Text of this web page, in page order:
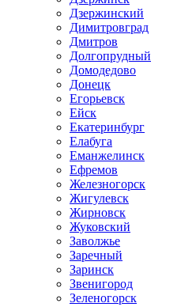
Дзержинский
Димитровград
Дмитров
Долгопрудный
Домодедово
Донецк
Егорьевск
Ейск
Екатеринбург
Елабуга
Еманжелинск
Ефремов
Железногорск
Жигулевск
Жирновск
Жуковский
Заволжье
Заречный
Заринск
Звенигород
Зеленогорск